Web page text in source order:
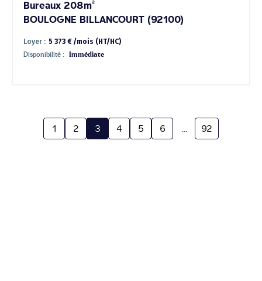
Bureaux 208m²
BOULOGNE BILLANCOURT (92100)
Loyer : 5 373 € /mois (HT/HC)
Disponibilité : Immédiate
1 2 3 4 5 6 92